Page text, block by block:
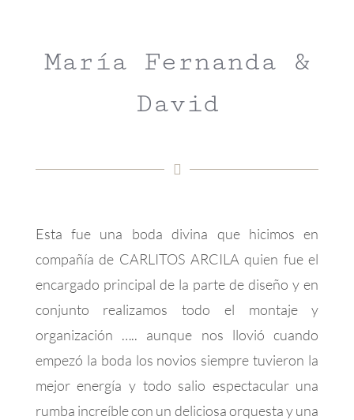
María Fernanda &
David
Esta fue una boda divina que hicimos en
compañía de CARLITOS ARCILA quien fue el
encargado principal de la parte de diseño y en
conjunto realizamos todo el montaje y
organización ….. aunque nos llovió cuando
empezó la boda los novios siempre tuvieron la
mejor energía y todo salio espectacular una
rumba increíble con un deliciosa orquesta y una